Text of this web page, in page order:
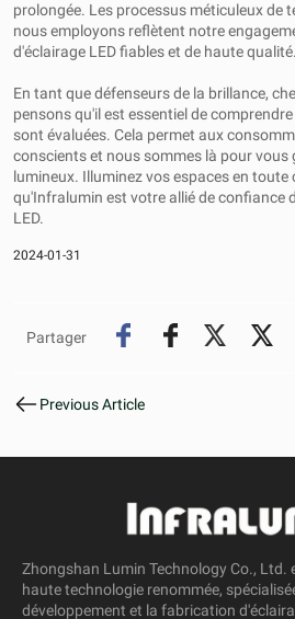
prolongée. Les processus méticuleux de
nous employons reflètent notre
d'éclairage LED fiables et de haute qualité.
En tant que défenseurs de la brillance,
pensons qu'il est essentiel de
sont évaluées. Cela permet aux
conscients et nous sommes là pour vous
lumineux. Illuminez vos espaces en
qu'Infralumin est votre allié de confiance
LED.
2024-01-31
Partager
Previous Article
Zhongshan Lumin Technology Co., Ltd.
haute technologie renommée,
développement et la fabrication